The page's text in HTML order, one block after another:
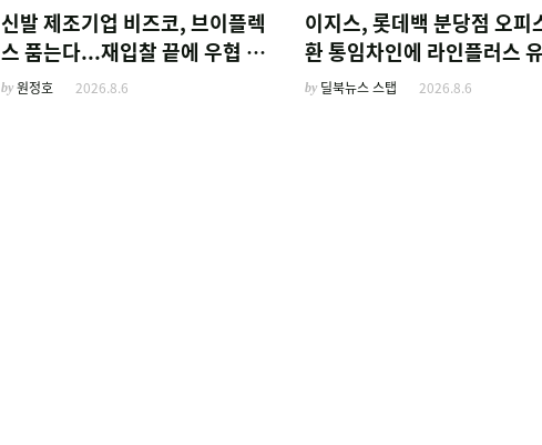
신발 제조기업 비즈코, 브이플렉
스 품는다...재입찰 끝에 우협 선
정
by원정호 2026.8.6
이지스, 롯데백 분당점 오피
환 통임차인에 라인플러스
by 딜북뉴스 스탭 2026.8.6